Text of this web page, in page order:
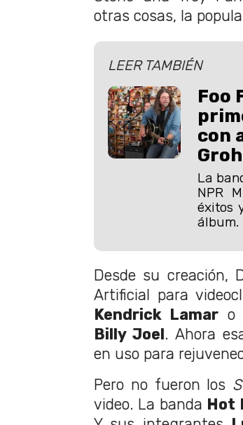
otras cosas, la
LEER TAMBIÉN
Foo
con
La
NPR
éxitos
álbum.
Desde su creación,
Artificial para
Kendrick Lamar o
Billy Joel . Ahora
en uso para
Pero no fueron los
video. La banda Hot